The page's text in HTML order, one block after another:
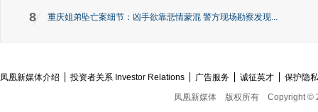
8 重庆姐弟坠亡案细节：凶手欲靠悲情蒙混 警方现场勘察发现...
凤凰新媒体介绍 投资者关系 Investor Relations 广告服务 诚征英才
保护隐
凤凰新媒体
版权所有 Copyright ©